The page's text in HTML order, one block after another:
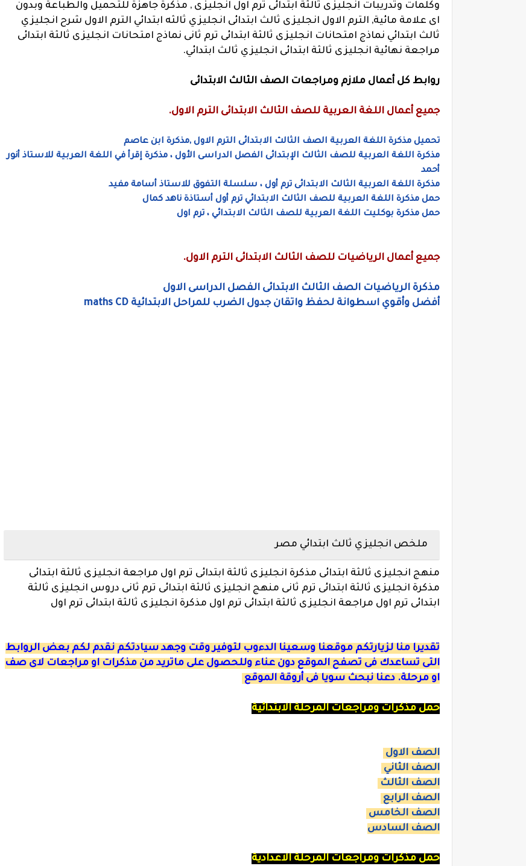
وكلمات وتدريبات انجليزى ثالثة ابتدائى ترم اول انجليزى , مذكرة جاهزة للتحميل والطباعة وبدون
اى علامة مائية, الترم الاول انجليزى ثالث ابتدائى انجليزي ثالثه ابتدائي الترم الاول شرح انجليزي
ثالث ابتدائي نماذج امتحانات انجليزى ثالثة ابتدائى ترم ثانى نماذج امتحانات انجليزى ثالثة ابتدائى
مراجعة نهائية انجليزى ثالثة ابتدائى انجليزي ثالث ابتدائي.
روابط كل أعمال ملازم ومراجعات الصف الثالث الابتدائى
جميع أعمال اللغة العربية للصف الثالث الابتدائى الترم الاول.
تحميل مذكرة اللغة العربية الصف الثالث الابتدائى الترم الاول ,مذكرة ابن عاصم
مذكرة اللغة العربية للصف الثالث الإبتدائى الفصل الدراسى الأول ، مذكرة إقرأ في اللغة العربية للاستاذ أنور
أحمد
مذكرة اللغة العربية الثالث الابتدائى ترم أول ، سلسلة التفوق للاستاذ أسامة مفيد
حمل مذكرة اللغة العربية للصف الثالث الابتدائي ترم أول أستاذة ناهد كمال
حمل مذكرة بوكليت اللغة العربية للصف الثالث الابتدائي ، ترم اول
جميع أعمال الرياضيات للصف الثالث الابتدائى الترم الاول.
مذكرة الرياضيات الصف الثالث الابتدائى الفصل الدراسى الاول
أفضل وأقوي اسطوانة لحفظ واتقان جدول الضرب للمراحل الابتدائية maths CD
ملخص انجليزي ثالث ابتدائي مصر
منهج انجليزى ثالثة ابتدائى مذكرة انجليزى ثالثة ابتدائى ترم اول مراجعة انجليزى ثالثة ابتدائى
مذكرة انجليزى ثالثة ابتدائى ترم ثانى منهج انجليزى ثالثة ابتدائى ترم ثانى دروس انجليزى ثالثة
ابتدائى ترم اول مراجعة انجليزى ثالثة ابتدائى ترم اول مذكرة انجليزى ثالثة ابتدائى ترم اول
تقديرا منا لزيارتكم موقعنا وسعينا الدءوب لتوفير وقت وجهد سيادتكم نقدم لكم بعض الروابط
التى تساعدك فى تصفح الموقع دون عناء وللحصول على ماتريد من مذكرات او مراجعات لاى صف
او مرحلة. دعنا نبحث سويا فى أروقة الموقع
حمل مذكرات ومراجعات المرحلة الابتدائية
الصف الاول
الصف الثاني
الصف الثالث
الصف الرابع
الصف الخامس
الصف السادس
حمل مذكرات ومراجعات المرحلة الاعدادية